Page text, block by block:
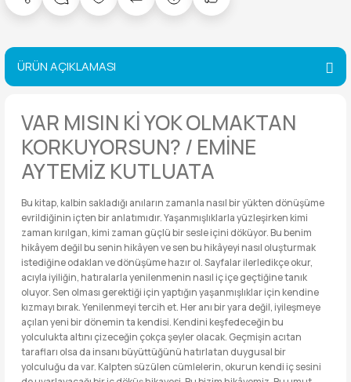
ÜRÜN AÇIKLAMASI
VAR MISIN Kİ YOK OLMAKTAN
KORKUYORSUN? / EMİNE
AYTEMİZ KUTLUATA
Bu kitap, kalbin sakladığı anıların zamanla nasıl bir yükten dönüşüme
evrildiğinin içten bir anlatımıdır. Yaşanmışlıklarla yüzleşirken kimi
zaman kırılgan, kimi zaman güçlü bir sesle içini döküyor. Bu benim
hikâyem değil bu senin hikâyen ve sen bu hikâyeyi nasıl oluşturmak
istediğine odaklan ve dönüşüme hazır ol. Sayfalar ilerledikçe okur,
acıyla iyiliğin, hatıralarla yenilenmenin nasıl iç içe geçtiğine tanık
oluyor. Sen olması gerektiği için yaptığın yaşanmışlıklar için kendine
kızmayı bırak. Yenilenmeyi tercih et. Her anı bir yara değil, iyileşmeye
açılan yeni bir dönemin ta kendisi. Kendini keşfedeceğin bu
yolculukta altını çizeceğin çokça şeyler olacak. Geçmişin acıtan
tarafları olsa da insanı büyüttüğünü hatırlatan duygusal bir
yolculuğu da var. Kalpten süzülen cümlelerin, okurun kendi iç sesini